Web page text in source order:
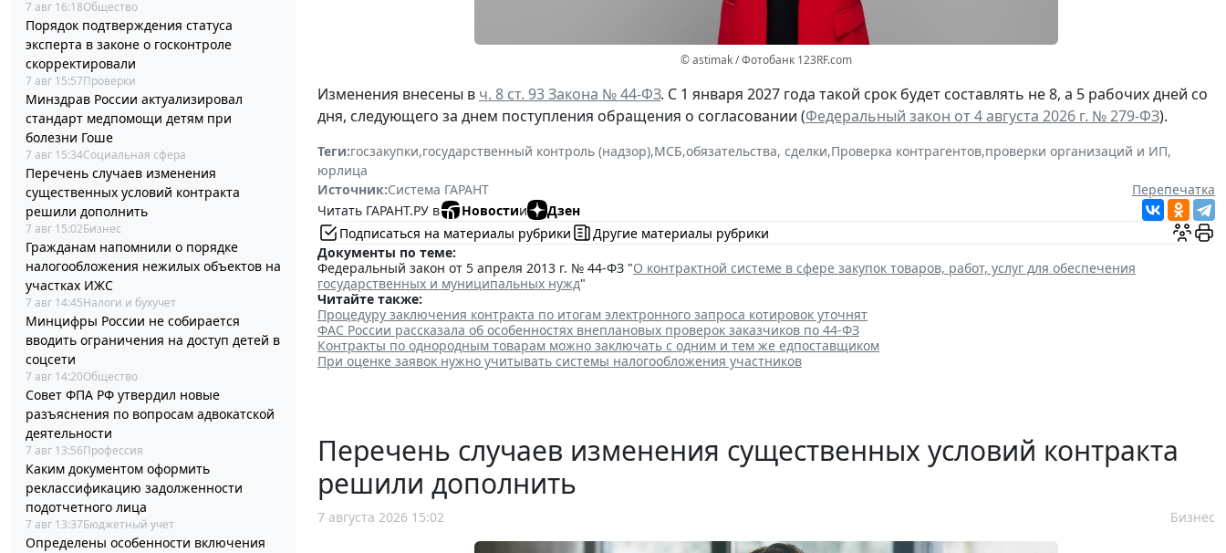
7 авг 16:18Общество
Порядок подтверждения статуса
эксперта в законе о госконтроле
скорректировали
7 авг 15:57Проверки
Минздрав России актуализировал
стандарт медпомощи детям при
болезни Гоше
7 авг 15:34Социальная сфера
Перечень случаев изменения
существенных условий контракта
решили дополнить
7 авг 15:02Бизнес
Гражданам напомнили о порядке
налогообложения нежилых объектов на
участках ИЖС
7 авг 14:45Налоги и бухучет
Минцифры России не собирается
вводить ограничения на доступ детей в
соцсети
7 авг 14:20Общество
Совет ФПА РФ утвердил новые
разъяснения по вопросам адвокатской
деятельности
7 авг 13:56Профессия
Каким документом оформить
реклассификацию задолженности
подотчетного лица
7 авг 13:37Бюджетный учет
Определены особенности включения
© astimak / Фотобанк 123RF.com
Изменения внесены в ч. 8 ст. 93 Закона № 44-ФЗ. С 1 января 2027 года такой срок будет составлять не 8, а 5 рабочих дней со
дня, следующего за днем поступления обращения о согласовании (Федеральный закон от 4 августа 2026 г. № 279-ФЗ).
Теги:госзакупки,государственный контроль (надзор),МСБ,обязательства, сделки,Проверка контрагентов,проверки организаций и ИП,
юрлица
Источник:Система ГАРАНТ
Перепечатка
Читать ГАРАНТ.РУ в
Новостии
Дзен
Подписаться на материалы рубрики
Другие материалы рубрики
Документы по теме:
Федеральный закон от 5 апреля 2013 г. № 44-ФЗ "О контрактной системе в сфере закупок товаров, работ, услуг для обеспечения
государственных и муниципальных нужд"
Читайте также:
Процедуру заключения контракта по итогам электронного запроса котировок уточнят
ФАС России рассказала об особенностях внеплановых проверок заказчиков по 44-ФЗ
Контракты по однородным товарам можно заключать с одним и тем же едпоставщиком
При оценке заявок нужно учитывать системы налогообложения участников
Перечень случаев изменения существенных условий контракта
решили дополнить
7 августа 2026 15:02 Бизнес